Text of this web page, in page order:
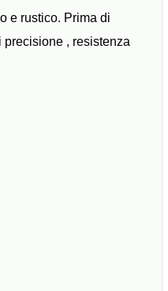
e rustico. Prima di
, resistenza